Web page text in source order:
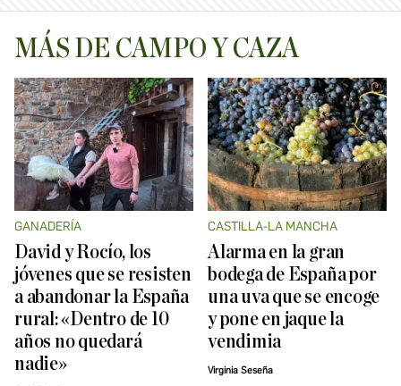
MÁS DE CAMPO Y CAZA
GANADERÍA
David y Rocío, los
jóvenes que se resisten
a abandonar la España
rural: «Dentro de 10
años no quedará
nadie»
CASTILLA-LA MANCHA
Alarma en la gran
bodega de España por
una uva que se encoge
y pone en jaque la
vendimia
Virginia Seseña